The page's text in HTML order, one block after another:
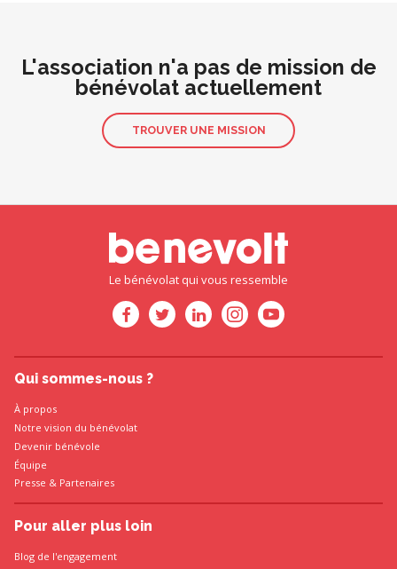
L'association n'a pas de mission de
bénévolat actuellement
TROUVER UNE MISSION
Le bénévolat qui vous ressemble
Qui sommes-nous ?
À propos
Notre vision du bénévolat
Devenir bénévole
Équipe
Presse & Partenaires
Pour aller plus loin
Blog de l'engagement